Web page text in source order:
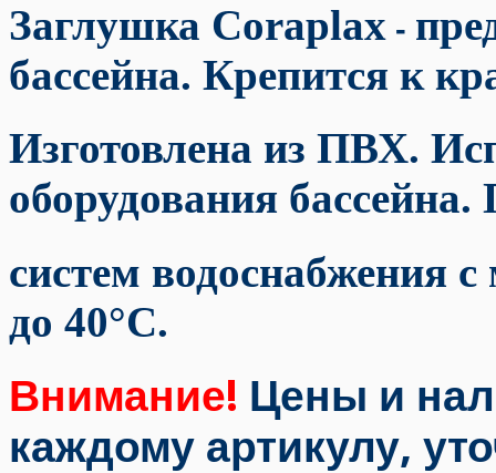
Заглушка Coraplax -
бассейна. Крепится к
Изготовлена из ПВХ.
оборудования бассейна.
систем водоснабжения
до 40°C.
Внимание! Цены и
каждому артикулу,